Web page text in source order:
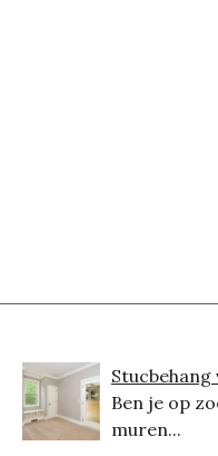
Ben je op
muren...